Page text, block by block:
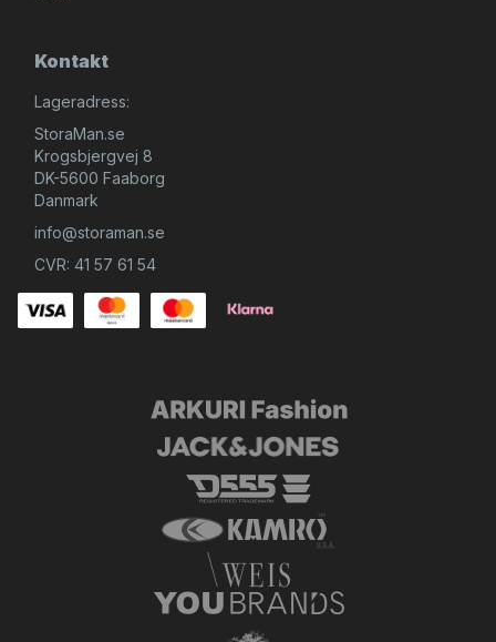
Kontakt
Lageradress:
StoraMan.se
Krogsbjergvej 8
DK-5600 Faaborg
Danmark
info@storaman.se
CVR: 41 57 61 54